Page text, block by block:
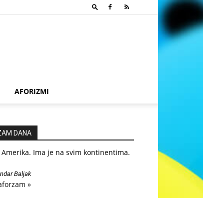
AFORIZMI
DANA
Amerika. Ima je na svim kontinentima.
Baljak
»